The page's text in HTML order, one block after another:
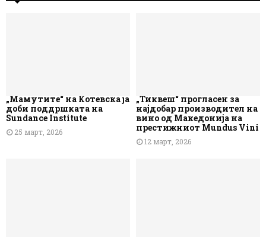
„Мамутите“ на Котевска ја
доби поддршката на
Sundance Institute
25 март, 2026
„Тиквеш“ прогласен за
најдобар производител на
вино од Македонија на
престижниот Mundus Vini
12 март, 2026